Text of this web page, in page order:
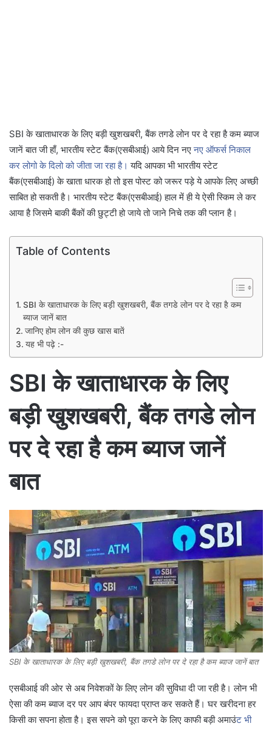
SBI के खाताधारक के लिए बड़ी खुशखबरी, बैंक तगडे लोन पर दे रहा है कम ब्याज
जानें बात जी हाँ, भारतीय स्टेट बैंक(एसबीआई) आये दिन नएनए ऑफर्स निकाल
कर लोगो के दिलो को जीता जा रहा है। यदि आपका भी भारतीय स्टेट
बैंक(एसबीआई) के खाता धारक हो तो इस पोस्ट को जरूर पड़े ये आपके लिए अच्छी
साबित हो सकती है। भारतीय स्टेट बैंक(एसबीआई) हाल में ही ये ऐसी स्किम ले कर
आया है जिसमे बाकी बैंकों की छुट्टी हो जाये तो जाने निचे तक की प्लान है।
Table of Contents
SBI के खाताधारक के लिए बड़ी खुशखबरी, बैंक तगडे लोन पर दे रहा है कम
ब्याज जानें बात
जानिए होम लोन की कुछ खास बातें
यह भी पढ़े :-
SBI के खाताधारक के लिए
बड़ी खुशखबरी, बैंक तगडे लोन
पर दे रहा है कम ब्याज जानें
बात
SBI के खाताधारक के लिए बड़ी खुशखबरी, बैंक तगडे लोन पर दे रहा है कम ब्याज जानें बात
एसबीआई की ओर से अब निवेशकों के लिए लोन की सुविधा दी जा रही है। लोन भी
ऐसा की कम ब्याज दर पर आप बंपर फायदा प्राप्त कर सकते हैं। घर खरीदना हर
किसी का सपना होता है। इस सपने को पूरा करने के लिए काफी बड़ी अमाउंट भी